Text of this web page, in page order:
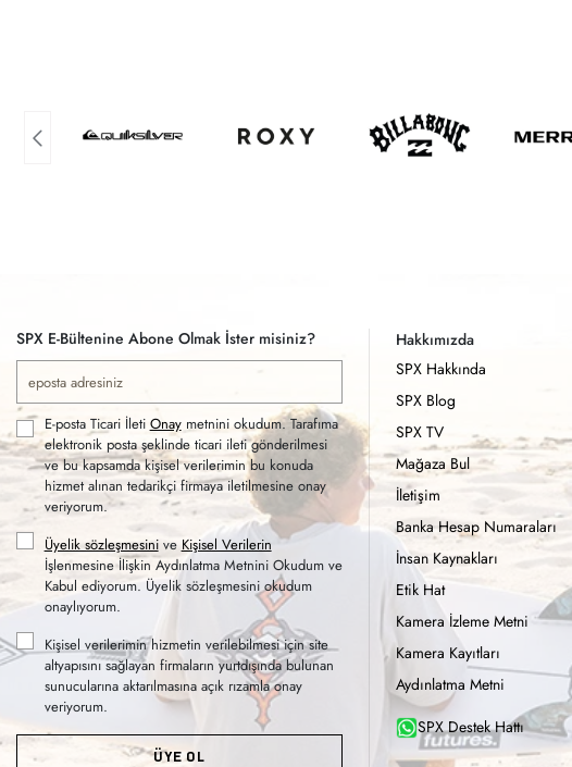
SPX E-Bültenine Abone Olmak İster misiniz?
E-posta Ticari İleti Onaymetnini okudum. Tarafıma
elektronik posta şeklinde ticari ileti gönderilmesi
ve bu kapsamda kişisel verilerimin bu konuda
hizmet alınan tedarikçi firmaya iletilmesine onay
veriyorum.
Üyelik sözleşmesinive Kişisel Verilerin
İşlenmesine İlişkin Aydınlatma Metnini Okudum ve
Kabul ediyorum. Üyelik sözleşmesini okudum
onaylıyorum.
Kişisel verilerimin hizmetin verilebilmesi için site
altyapısını sağlayan firmaların yurtdışında bulunan
sunucularına aktarılmasına açık rızamla onay
veriyorum.
ÜYE OL
Hakkımızda
SPX Hakkında
SPX Blog
SPX TV
Mağaza Bul
İletişim
Banka Hesap Numaraları
İnsan Kaynakları
Etik Hat
Kamera İzleme Metni
Kamera Kayıtları
Aydınlatma Metni
SPX Destek Hattı